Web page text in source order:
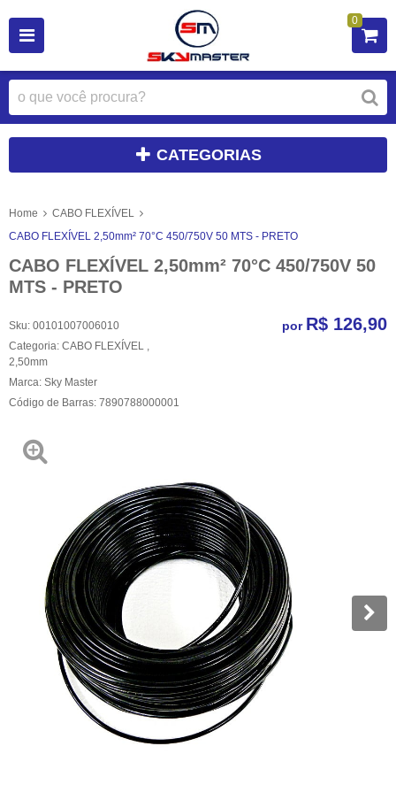
0
CATEGORIAS
Home
CABO FLEXÍVEL
CABO FLEXÍVEL 2,50mm² 70°C 450/750V 50 MTS - PRETO
CABO FLEXÍVEL 2,50mm² 70°C 450/750V 50
MTS - PRETO
Sku: 00101007006010
Categoria: CABO FLEXÍVEL
2,50mm
Marca: Sky Master
Código de Barras: 7890788000001
por R$ 126,90